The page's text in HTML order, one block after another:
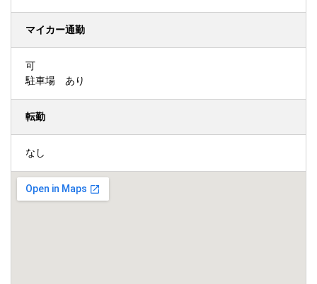
マイカー通勤
可
駐車場 あり
転勤
なし